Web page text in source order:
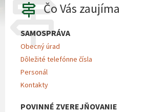
Čo Vás zaujíma
SAMOSPRÁVA
Obecný úrad
Dôležité telefónne čísla
Personál
Kontakty
POVINNÉ ZVEREJŇOVANIE